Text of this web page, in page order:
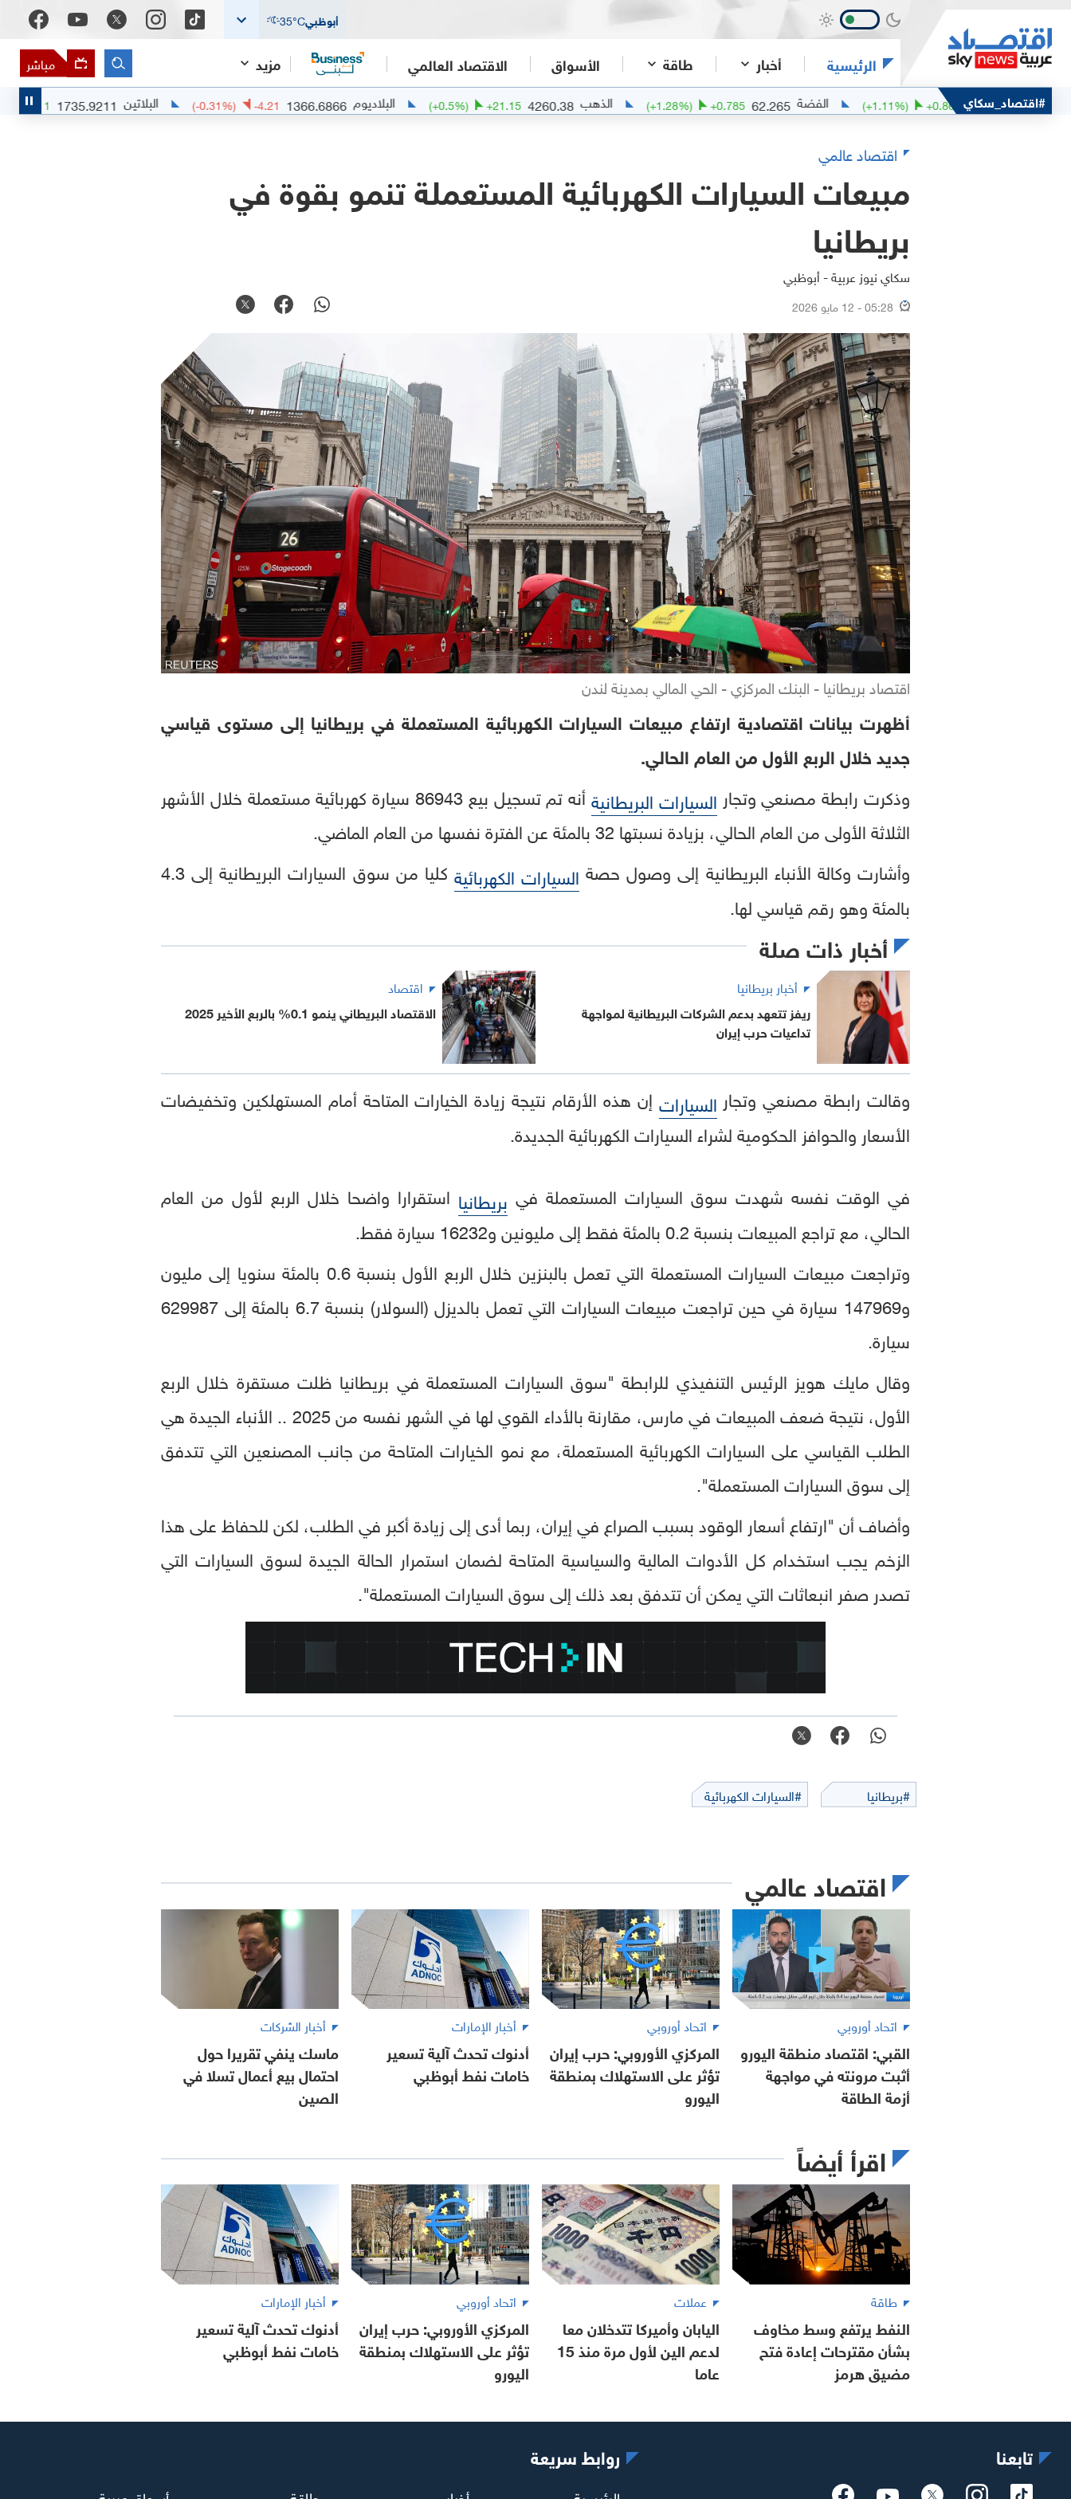
أبوظبي 35°C
الرئيسية أخبار طاقة الأسواق الاقتصاد العالمي مزيد مباشر
#اقتصاد_سكاي
78.15
+0.86
(+1.11%) الفضة 62.265
+0.785
(+1.28%) الذهب 4260.38
+21.15
(+0.5%) البلاديوم 1366.6866
-4.21
(-0.31%) البلاتين 1735.9211
+6.6711
0.39%)
اقتصاد عالمي
مبيعات السيارات الكهربائية المستعملة تنمو بقوة في
بريطانيا
سكاي نيوز عربية - أبوظبي
05:28 - 12 مايو 2026
اقتصاد بريطانيا - البنك المركزي - الحي المالي بمدينة لندن
أظهرت بيانات اقتصادية ارتفاع مبيعات السيارات الكهربائية المستعملة في بريطانيا إلى مستوى قياسي
جديد خلال الربع الأول من العام الحالي.
وذكرت رابطة مصنعي وتجار السيارات البريطانية
أنه تم تسجيل بيع 86943 سيارة كهربائية مستعملة خلال الأشهر
الثلاثة الأولى من العام الحالي، بزيادة نسبتها 32 بالمئة عن الفترة نفسها من العام الماضي.
وأشارت وكالة الأنباء البريطانية إلى وصول حصة السيارات الكهربائية
كليا من سوق السيارات البريطانية إلى 4.3
بالمئة وهو رقم قياسي لها.
أخبار ذات صلة
أخبار بريطانيا
ريفز تتعهد بدعم الشركات البريطانية لمواجهة
تداعيات حرب إيران
اقتصاد
الاقتصاد البريطاني ينمو 0.1% بالربع الأخير 2025
وقالت رابطة مصنعي وتجار السيارات إن هذه الأرقام نتيجة زيادة الخيارات المتاحة أمام المستهلكين وتخفيضات
الأسعار والحوافز الحكومية لشراء السيارات الكهربائية الجديدة.
في الوقت نفسه شهدت سوق السيارات المستعملة في بريطانيا استقرارا واضحا خلال الربع لأول من العام
الحالي، مع تراجع المبيعات بنسبة 0.2 بالمئة فقط إلى مليونين و16232 سيارة فقط.
وتراجعت مبيعات السيارات المستعملة التي تعمل بالبنزين خلال الربع الأول بنسبة 0.6 بالمئة سنويا إلى مليون
و147969 سيارة في حين تراجعت مبيعات السيارات التي تعمل بالديزل (السولار) بنسبة 6.7 بالمئة إلى 629987
سيارة.
وقال مايك هويز الرئيس التنفيذي للرابطة "سوق السيارات المستعملة في بريطانيا ظلت مستقرة خلال الربع
الأول، نتيجة ضعف المبيعات في مارس، مقارنة بالأداء القوي لها في الشهر نفسه من 2025 .. الأنباء الجيدة هي
الطلب القياسي على السيارات الكهربائية المستعملة، مع نمو الخيارات المتاحة من جانب المصنعين التي تتدفق
إلى سوق السيارات المستعملة".
وأضاف أن "ارتفاع أسعار الوقود بسبب الصراع في إيران، ربما أدى إلى زيادة أكبر في الطلب، لكن للحفاظ على هذا
الزخم يجب استخدام كل الأدوات المالية والسياسية المتاحة لضمان استمرار الحالة الجيدة لسوق السيارات التي
تصدر صفر انبعاثات التي يمكن أن تتدفق بعد ذلك إلى سوق السيارات المستعملة".
#بريطانيا #السيارات الكهربائية
اقتصاد عالمي
اتحاد أوروبي
القبي: اقتصاد منطقة اليورو
أثبت مرونته في مواجهة
أزمة الطاقة
اتحاد أوروبي
المركزي الأوروبي: حرب إيران
تؤثر على الاستهلاك بمنطقة
اليورو
أخبار الإمارات
أدنوك تحدث آلية تسعير
خامات نفط أبوظبي
أخبار الشركات
ماسك ينفي تقريرا حول
احتمال بيع أعمال تسلا في
الصين
اقرأ أيضاً
طاقة
النفط يرتفع وسط مخاوف
بشأن مقترحات إعادة فتح
مضيق هرمز
عملات
اليابان وأميركا تتدخلان معا
لدعم الين لأول مرة منذ 15
عاما
اتحاد أوروبي
المركزي الأوروبي: حرب إيران
تؤثر على الاستهلاك بمنطقة
اليورو
أخبار الإمارات
أدنوك تحدث آلية تسعير
خامات نفط أبوظبي
تابعنا روابط سريعة